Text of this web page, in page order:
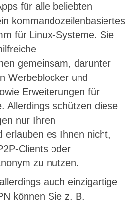
für alle beliebten
kommandozeilenbasiertes
für Linux-Systeme. Sie
gemeinsam, darunter
Werbeblocker und
Erweiterungen für
Allerdings schützen diese
nur Ihren
erlauben es Ihnen nicht,
Clients oder
zu nutzen.
auch einzigartige
können Sie z. B.